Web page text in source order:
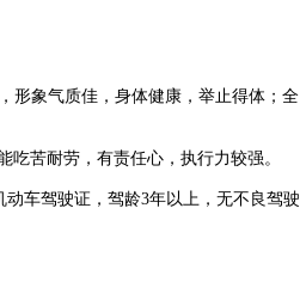
象气质佳，身体健康，举止得体；
苦耐劳，有责任心，执行力较强。
驾驶证，驾龄3年以上，无不良驾驶